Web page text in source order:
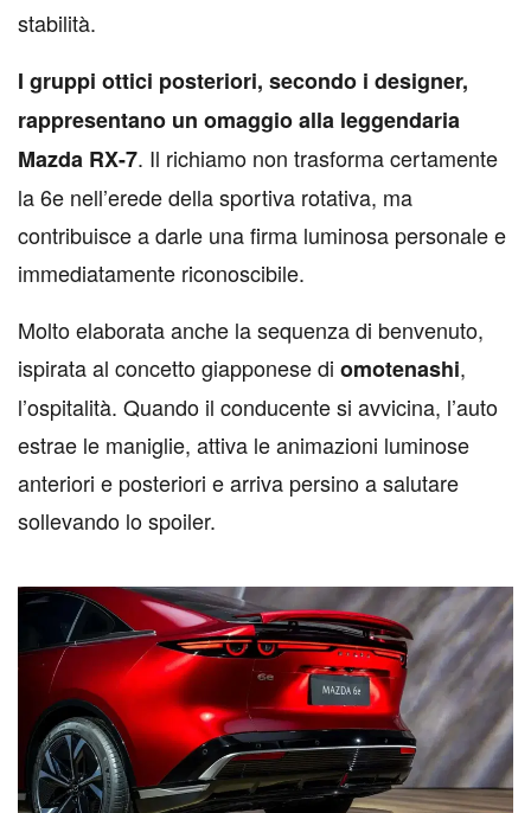
stabilità.
I gruppi ottici posteriori, secondo i designer,
rappresentano un omaggio alla leggendaria
Mazda RX-7. Il richiamo non trasforma certamente
la 6e nell’erede della sportiva rotativa, ma
contribuisce a darle una firma luminosa personale e
immediatamente riconoscibile.
Molto elaborata anche la sequenza di benvenuto,
ispirata al concetto giapponese di omotenashi,
l’ospitalità. Quando il conducente si avvicina, l’auto
estrae le maniglie, attiva le animazioni luminose
anteriori e posteriori e arriva persino a salutare
sollevando lo spoiler.